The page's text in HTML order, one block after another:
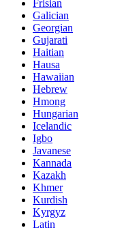
Frisian
Galician
Georgian
Gujarati
Haitian
Hausa
Hawaiian
Hebrew
Hmong
Hungarian
Icelandic
Igbo
Javanese
Kannada
Kazakh
Khmer
Kurdish
Kyrgyz
Latin